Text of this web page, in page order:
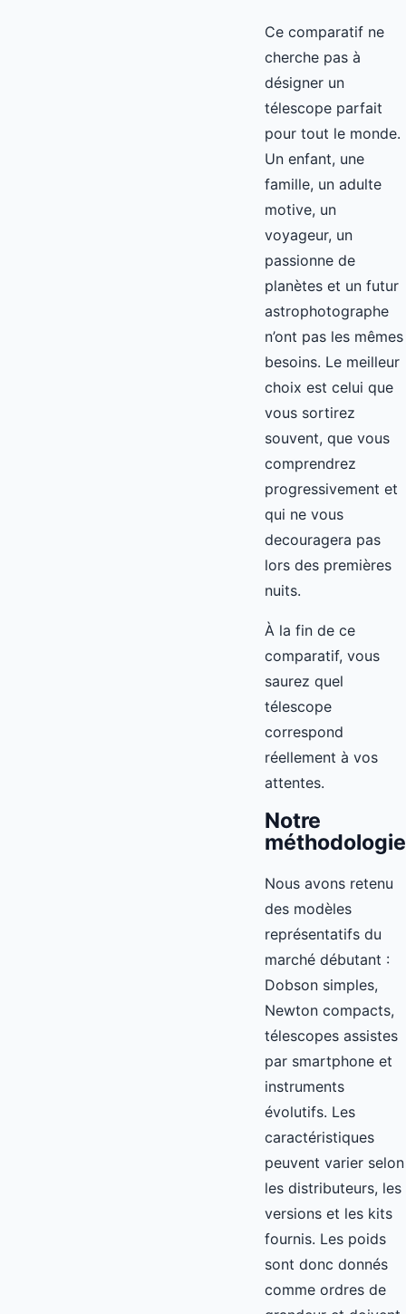
Ce comparatif ne
cherche pas à
désigner un
télescope parfait
pour tout le monde.
Un enfant, une
famille, un adulte
motive, un
voyageur, un
passionne de
planètes et un futur
astrophotographe
n’ont pas les mêmes
besoins. Le meilleur
choix est celui que
vous sortirez
souvent, que vous
comprendrez
progressivement et
qui ne vous
decouragera pas
lors des premières
nuits.
À la fin de ce
comparatif, vous
saurez quel
télescope
correspond
réellement à vos
attentes.
Notre
méthodologie
Nous avons retenu
des modèles
représentatifs du
marché débutant :
Dobson simples,
Newton compacts,
télescopes assistes
par smartphone et
instruments
évolutifs. Les
caractéristiques
peuvent varier selon
les distributeurs, les
versions et les kits
fournis. Les poids
sont donc donnés
comme ordres de